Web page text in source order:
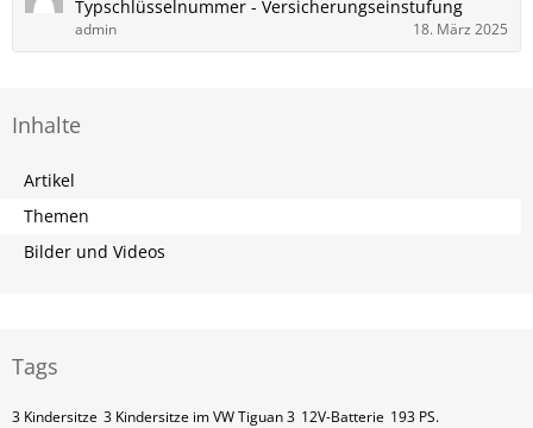
Typschlüsselnummer - Versicherungseinstufung
admin 18. März 2025
Inhalte
Artikel
Themen
Bilder und Videos
Tags
3 Kindersitze 3 Kindersitze im VW Tiguan 3 12V-Batterie 193 PS.